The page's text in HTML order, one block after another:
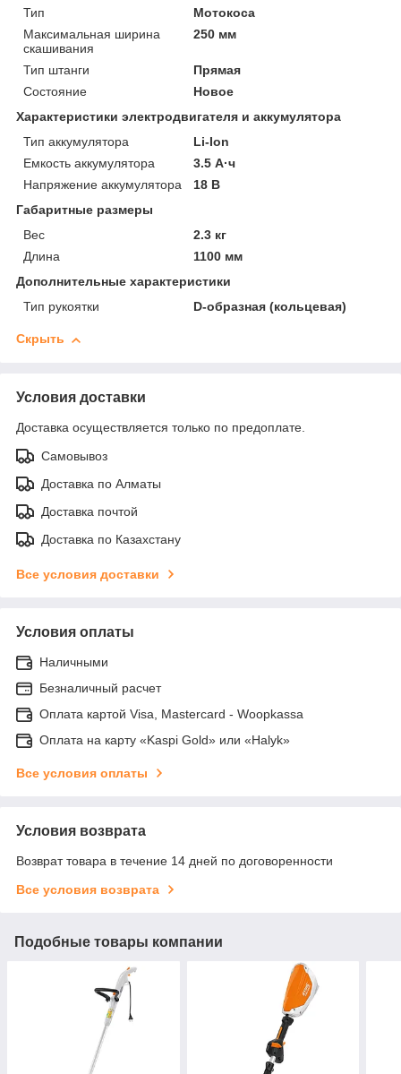
Тип
Мотокоса
Максимальная ширина
скашивания
250 мм
Тип штанги
Прямая
Состояние
Новое
Характеристики электродвигателя и аккумулятора
Тип аккумулятора
Li-Ion
Емкость аккумулятора
3.5 А·ч
Напряжение аккумулятора
18 В
Габаритные размеры
Вес
2.3 кг
Длина
1100 мм
Дополнительные характеристики
Тип рукоятки
D-образная (кольцевая)
Скрыть
Условия доставки
Доставка осуществляется только по предоплате.
Самовывоз
Доставка по Алматы
Доставка почтой
Доставка по Казахстану
Все условия доставки
Условия оплаты
Наличными
Безналичный расчет
Оплата картой Visa, Mastercard - Woopkassa
Оплата на карту «Kaspi Gold» или «Halyk»
Все условия оплаты
Условия возврата
Возврат товара в течение 14 дней по договоренности
Все условия возврата
Подобные товары компании